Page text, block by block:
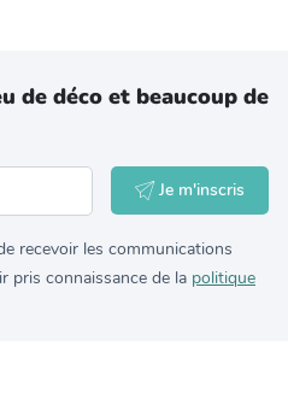
de déco et beaucoup de
Je m'inscris
recevoir les communications
pris connaissance de la politique